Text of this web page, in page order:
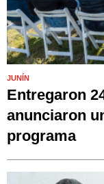
JUNÍN
Entregaron
anunciaron
programa